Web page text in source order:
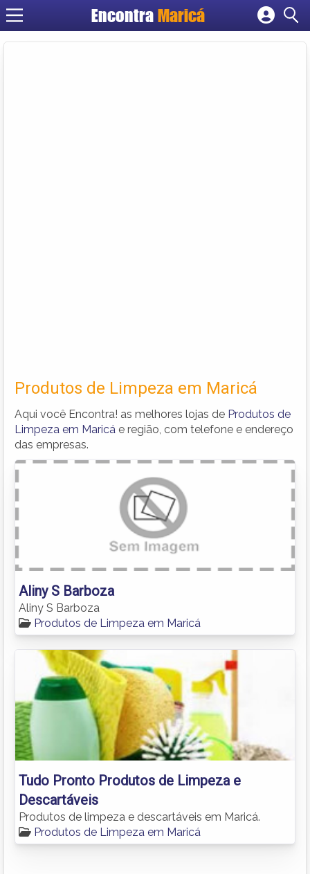
EncontraMaricá
Cadastrar empresa
Produtos de Limpeza em Maricá
Aqui você Encontra! as melhores lojas de Produtos de
Limpeza em Maricá e região, com telefone e endereço
das empresas.
Aliny S Barboza
Aliny S Barboza
Produtos de Limpeza em Maricá
Tudo Pronto Produtos de Limpeza e
Descartáveis
Produtos de limpeza e descartáveis em Maricá.
Produtos de Limpeza em Maricá